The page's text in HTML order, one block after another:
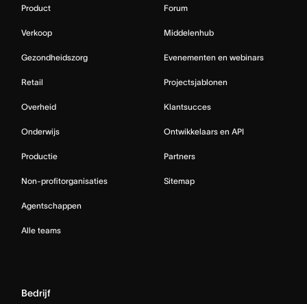
Product
Verkoop
Gezondheidszorg
Retail
Overheid
Onderwijs
Productie
Non-profitorganisaties
Agentschappen
Alle teams
Forum
Middelenhub
Evenementen en webinars
Projectsjablonen
Klantsucces
Ontwikkelaars en API
Partners
Sitemap
Bedrijf